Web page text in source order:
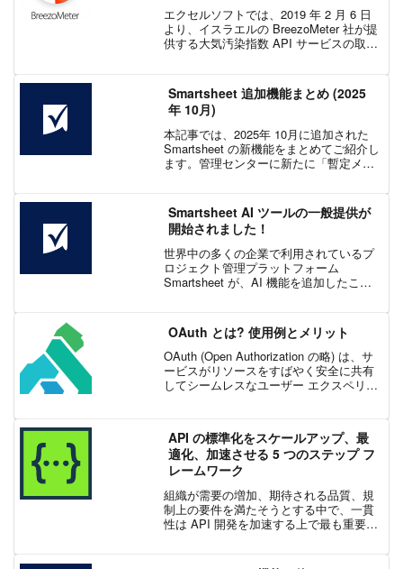
エクセルソフトでは、2019 年 2 月 6 日
より、イスラエルの BreezoMeter 社が提
供する大気汚染指数 API サービスの取扱
スに大気質や花粉の飛散...
Smartsheet 追加機能まとめ (2025
年 10月)
本記事では、2025年 10月に追加された
Smartsheet の新機能をまとめてご紹介し
ます。管理センターに新たに「暫定メン
を柔軟に選択で...
Smartsheet AI ツールの一般提供が
開始されました！
世界中の多くの企業で利用されているプ
ロジェクト管理プラットフォーム
Smartsheet が、AI 機能を追加したこと
進できるようになりました。AI ツール...
OAuth とは? 使用例とメリット
OAuth (Open Authorization の略) は、サ
ービスがリソースをすばやく安全に共有
してシームレスなユーザー エクスペリエ
使用例として、グ...
API の標準化をスケールアップ、最
適化、加速させる 5 つのステップ フ
レームワーク
組織が需要の増加、期待される品質、規
制上の要件を満たそうとする中で、一貫
性は API 開発を加速する上で最も重要な